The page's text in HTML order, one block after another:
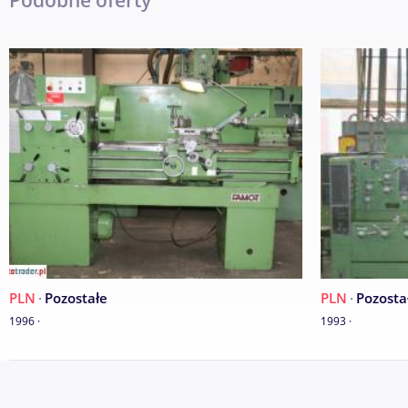
- uchwyt trzyszczękowy 250 mm,
STAN TECHNICZNY BARDZO DOBRY MASZYNA
ZAPRASZAM DO OBEJRZENIA INNYCH MASZYN NA
ZAPRASZAM MOZLIWY TRANSPORT
MASZPOL S.C.
PLN · Pozostałe
1996 ·
PLN ·
1993 ·